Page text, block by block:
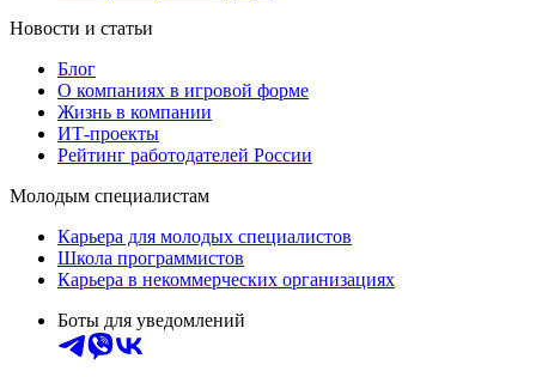
Новости и статьи
Блог
О компаниях в игровой форме
Жизнь в компании
ИТ-проекты
Рейтинг работодателей России
Молодым специалистам
Карьера для молодых специалистов
Школа программистов
Карьера в некоммерческих организациях
Боты для уведомлений